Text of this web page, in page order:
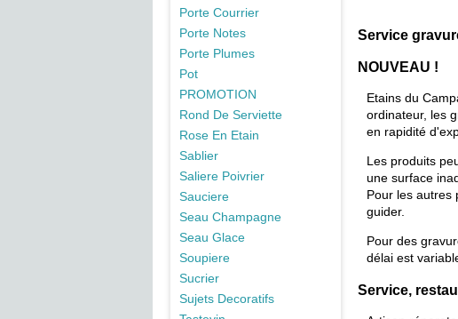
Porte Courrier
Porte Notes
Porte Plumes
Pot
PROMOTION
Rond De Serviette
Rose En Etain
Sablier
Saliere Poivrier
Sauciere
Seau Champagne
Seau Glace
Soupiere
Sucrier
Sujets Decoratifs
Service
NOUVEAU !
Etains du
ordinateur, les
en rapidité
Les produits
une surface
Pour les autres
guider.
Pour des
délai est
Service,